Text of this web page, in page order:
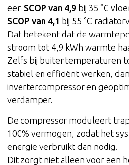
een SCOP van 4,9 bij 35 °C
SCOP van 4,1 bij 55 °C
Dat betekent dat de
stroom tot 4,9 kWh warmte
Zelfs bij buitentemperaturen
stabiel en efficiënt werken,
invertercompressor en
verdamper.
De compressor moduleert
100% vermogen, zodat het
energie verbruikt dan nodig.
Dit zorgt niet alleen voor een